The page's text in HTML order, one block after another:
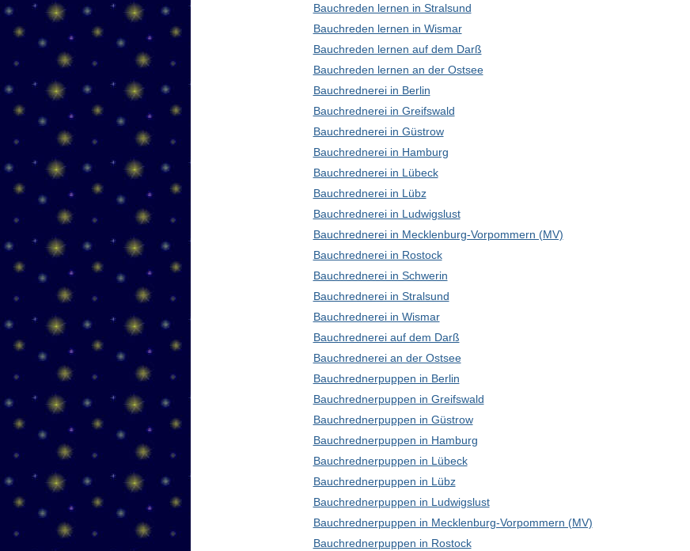
Bauchreden lernen in Stralsund
Bauchreden lernen in Wismar
Bauchreden lernen auf dem Darß
Bauchreden lernen an der Ostsee
Bauchrednerei in Berlin
Bauchrednerei in Greifswald
Bauchrednerei in Güstrow
Bauchrednerei in Hamburg
Bauchrednerei in Lübeck
Bauchrednerei in Lübz
Bauchrednerei in Ludwigslust
Bauchrednerei in Mecklenburg-Vorpommern (MV)
Bauchrednerei in Rostock
Bauchrednerei in Schwerin
Bauchrednerei in Stralsund
Bauchrednerei in Wismar
Bauchrednerei auf dem Darß
Bauchrednerei an der Ostsee
Bauchrednerpuppen in Berlin
Bauchrednerpuppen in Greifswald
Bauchrednerpuppen in Güstrow
Bauchrednerpuppen in Hamburg
Bauchrednerpuppen in Lübeck
Bauchrednerpuppen in Lübz
Bauchrednerpuppen in Ludwigslust
Bauchrednerpuppen in Mecklenburg-Vorpommern (MV)
Bauchrednerpuppen in Rostock